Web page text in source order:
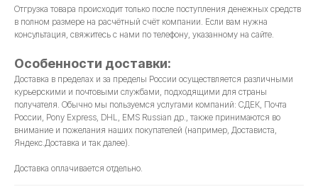
Отгрузка товара происходит только после поступления денежных средств
в полном размере на расчётный счёт компании. Если вам нужна
консультация, свяжитесь с нами по телефону, указанному на сайте.
Особенности доставки:
Доставка в пределах и за пределы России осуществляется различными
курьерскими и почтовыми службами, подходящими для страны
получателя. Обычно мы пользуемся услугами компаний: СДЕК, Почта
России, Pony Express, DHL, EMS Russian др., также принимаются во
внимание и пожелания наших покупателей (например, Достависта,
Яндекс.Доставка и так далее).
Доставка оплачивается отдельно.